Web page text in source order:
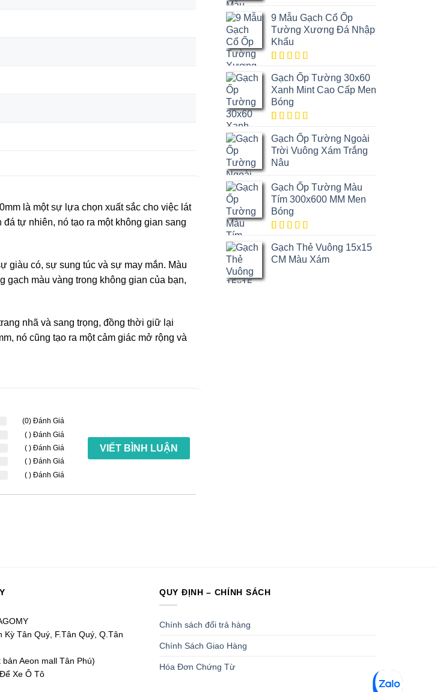
là một sự lựa chọn xuất sắc cho việc lát
tự nhiên, nó tạo ra một không gian sang
giàu có, sự sung túc và sự may mắn. Màu
màu vàng trong không gian của bạn,
nhã và sang trọng, đồng thời giữ lại
nó cũng tạo ra một cảm giác mở rộng và
(0) Đánh Giá
( ) Đánh Giá
( ) Đánh Giá
( ) Đánh Giá
( ) Đánh Giá
VIẾT BÌNH LUẬN
9 Mẫu Gạch Cổ Ốp
Tường Xương Đá Nhập
Khẩu
trên
5 dựa trên
đánh giá
Gạch Ốp Tường 30x60
Xanh Mint Cao Cấp Men
Bóng
trên
5 dựa trên
đánh giá
Gạch Ốp Tường Ngoài
Trời Vuông Xám Trắng
Nâu
Gạch Ốp Tường Màu
Tím 300x600 MM Men
Bóng
5 dựa trên
đánh giá
Gạch Thẻ Vuông 15x15
CM Màu Xám
Kỳ Tân Quý, F.Tân Quý, Q.Tân
Aeon mall Tân Phú)
Xe Ô Tô
QUY ĐỊNH – CHÍNH SÁCH
Chính sách đổi trả hàng
Chính Sách Giao Hàng
Hóa Đơn Chứng Từ